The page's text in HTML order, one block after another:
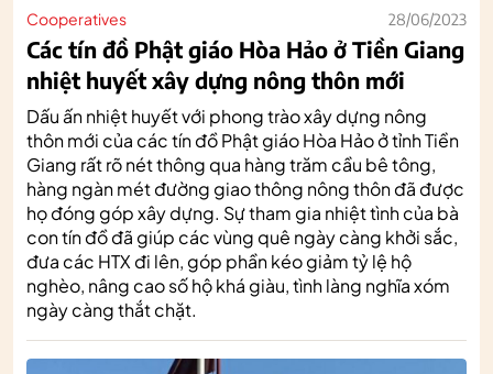
Cooperatives 28/06/2023
Các tín đồ Phật giáo Hòa Hảo ở Tiền Giang
nhiệt huyết xây dựng nông thôn mới
Dấu ấn nhiệt huyết với phong trào xây dựng nông
thôn mới của các tín đồ Phật giáo Hòa Hảo ở tỉnh Tiền
Giang rất rõ nét thông qua hàng trăm cầu bê tông,
hàng ngàn mét đường giao thông nông thôn đã được
họ đóng góp xây dựng. Sự tham gia nhiệt tình của bà
con tín đồ đã giúp các vùng quê ngày càng khởi sắc,
đưa các HTX đi lên, góp phần kéo giảm tỷ lệ hộ
nghèo, nâng cao số hộ khá giàu, tình làng nghĩa xóm
ngày càng thắt chặt.